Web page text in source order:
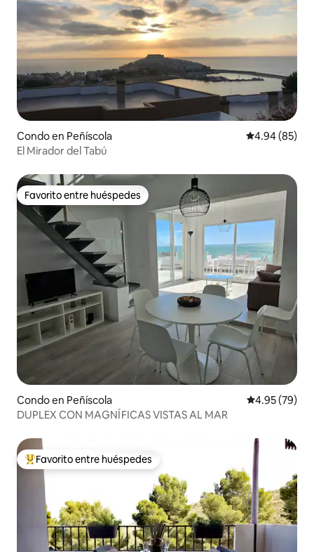
Condo en Peñíscola Calificación
4.94 (85)
El Mirador del Tabú
Favorito entre huéspedes
Favorito entre huéspedes
Condo en Peñíscola Calificación
4.95 (79)
DUPLEX CON MAGNÍFICAS VISTAS AL MAR
Favorito entre huéspedes preferido
Favorito entre huéspedes